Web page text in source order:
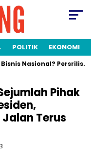
POLITIK EKONOMI
Persrilis.com
Pihak
Terus